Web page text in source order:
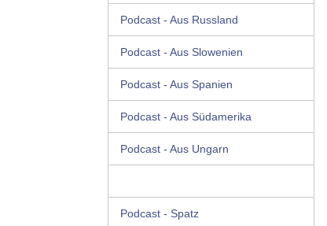
Podcast - Aus Russland
Podcast - Aus Slowenien
Podcast - Aus Spanien
Podcast - Aus Südamerika
Podcast - Aus Ungarn
Podcast - Spatz